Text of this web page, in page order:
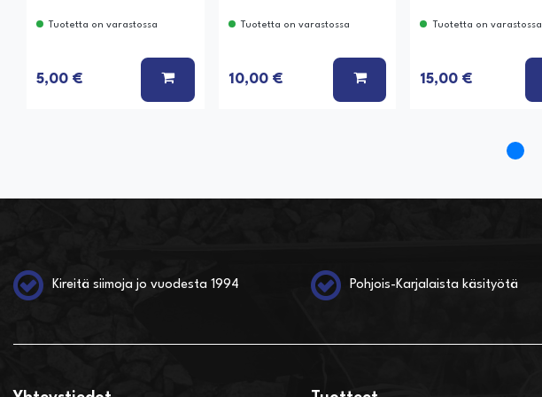
Tuotetta on varastossa
5,00 € LISÄÄ KORIIN
Tuotetta on varastossa
10,00 € LISÄÄ KORIIN
Tuotetta on varastossa
15,00 €
Kireitä siimoja jo vuodesta 1994 Pohjois-Karjalaista käsityötä